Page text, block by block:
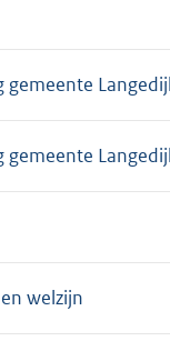
gemeente
gemeente
welzijn